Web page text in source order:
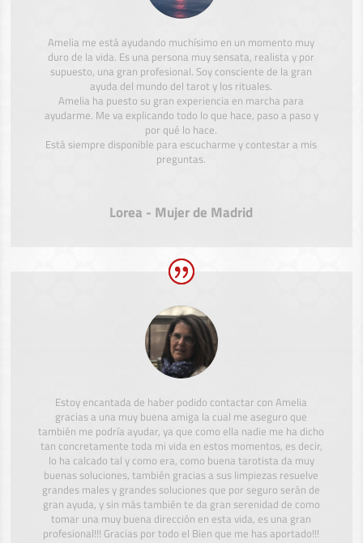
Amelia me está ayudando muchísimo en un momento muy
duro de la vida. Es una persona muy sensata, realista y por
supuesto, una gran profesional. Soy consciente de la gran
ayuda del mundo del tarot y los rituales.
Amelia ha puesto su gran experiencia en marcha para
ayudarme. Me va explicando todo lo que hace, paso a paso y
por qué lo hace.
Está siempre disponible para escucharme y contestar a mis
preguntas.
Lorea - Mujer de Madrid
Estoy encantada de haber podido contactar con Amelia
gracias a una muy buena amiga la cual me aseguro que
también me podría ayudar, ya que como ella nadie me ha dicho
tan concretamente toda mi vida en estos momentos, es decir,
lo ha calcado tal y como era, como buena tarotista da muy
buenas soluciones, también gracias a sus limpiezas resuelve
grandes males y grandes soluciones que por seguro serán de
gran ayuda, y sin más también te da gran serenidad de como
tomar una muy buena dirección en esta vida, es una gran
profesional!!! Gracias por todo el Bien que me has aportado!!!